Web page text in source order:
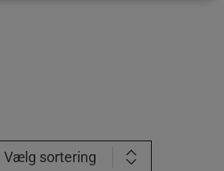
Vælg sortering